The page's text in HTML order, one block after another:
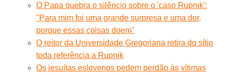
O Papa quebra o silêncio sobre o 'caso Rupnik':
"Para mim foi uma grande surpresa e uma dor,
porque essas coisas doem"
O reitor da Universidade Gregoriana retira do sítio
toda referência a Rupnik
Os jesuítas eslovenos pedem perdão às vítimas